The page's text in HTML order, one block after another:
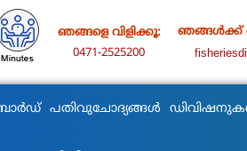
ഞങ്ങളെ വിളിക്കൂ:
0471-2525200
ഞങ്ങൾക്ക്
പതിവുചോദ്യങ്ങൾ